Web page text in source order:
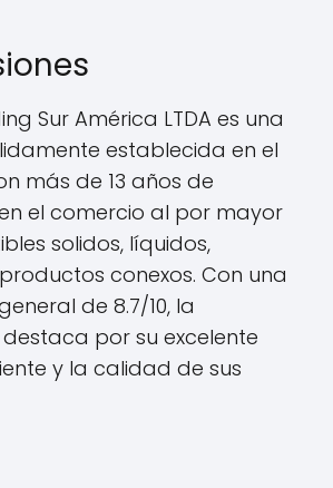
Sur América LTDA es una
establecida en el
más de 13 años de
el comercio al por mayor
solidos, líquidos,
conexos. Con una
de 8.7/10, la
por su excelente
y la calidad de sus